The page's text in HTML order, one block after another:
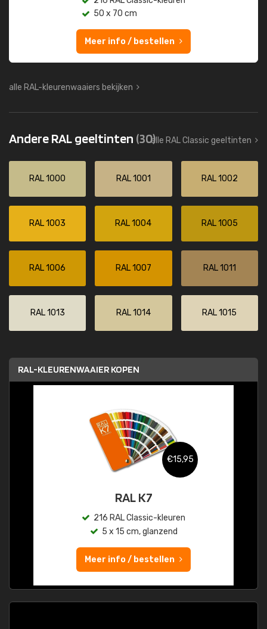
50 x 70 cm
Meer info / bestellen
alle RAL-kleurenwaaiers bekijken
Andere RAL geeltinten (30)alle RAL Classic geeltinten
RAL 1000 RAL 1001 RAL 1002
RAL 1003 RAL 1004 RAL 1005
RAL 1006 RAL 1007 RAL 1011
RAL 1013 RAL 1014 RAL 1015
RAL-KLEURENWAAIER KOPEN
€15,95
RAL K7
216 RAL Classic-kleuren
5 x 15 cm, glanzend
Meer info / bestellen